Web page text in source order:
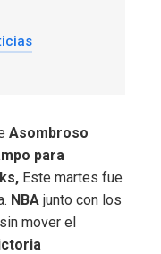
Asombroso
para
Este martes fue
NBA junto con los
mover el